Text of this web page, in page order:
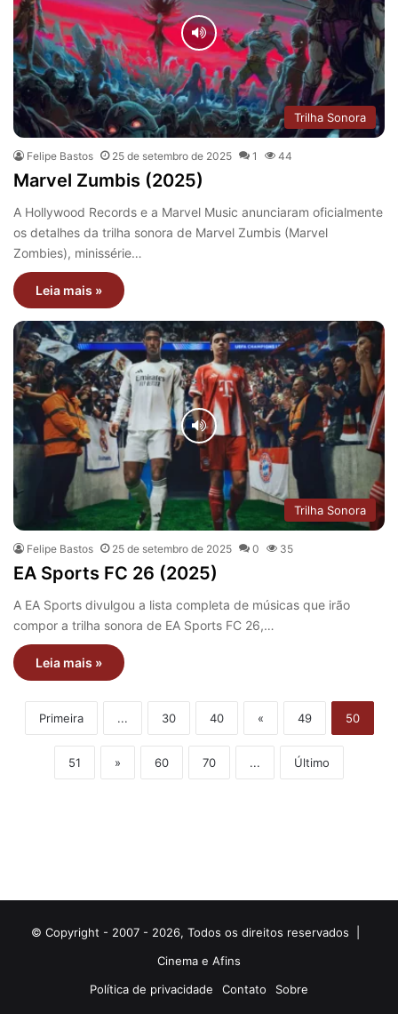
Trilha Sonora
Felipe Bastos 25 de setembro de 2025 1 44
Marvel Zumbis (2025)
A Hollywood Records e a Marvel Music anunciaram oficialmente
os detalhes da trilha sonora de Marvel Zumbis (Marvel
Zombies), minissérie…
Leia mais »
Trilha Sonora
Felipe Bastos 25 de setembro de 2025 0 35
EA Sports FC 26 (2025)
A EA Sports divulgou a lista completa de músicas que irão
compor a trilha sonora de EA Sports FC 26,…
Leia mais »
Primeira ... 30 40 « 49 50
51 » 60 70 ... Último
© Copyright - 2007 - 2026, Todos os direitos reservados |
Cinema e Afins
Política de privacidade
Contato Sobre